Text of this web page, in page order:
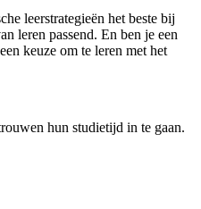
leerstrategieën het beste bij
leren passend. En ben je een
keuze om te leren met het
hun studietijd in te gaan.